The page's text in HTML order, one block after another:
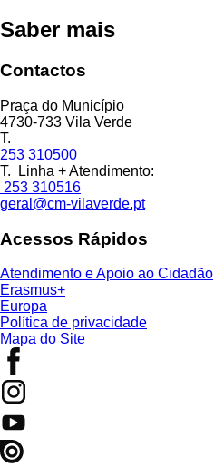
Saber mais
Contactos
Praça do Município
4730-733 Vila Verde
T.
253 310500
T. Linha + Atendimento:
253 310516
geral@cm-vilaverde.pt
Acessos Rápidos
Atendimento e Apoio ao Cidadão
Erasmus+
Europa
Política de privacidade
Mapa do Site